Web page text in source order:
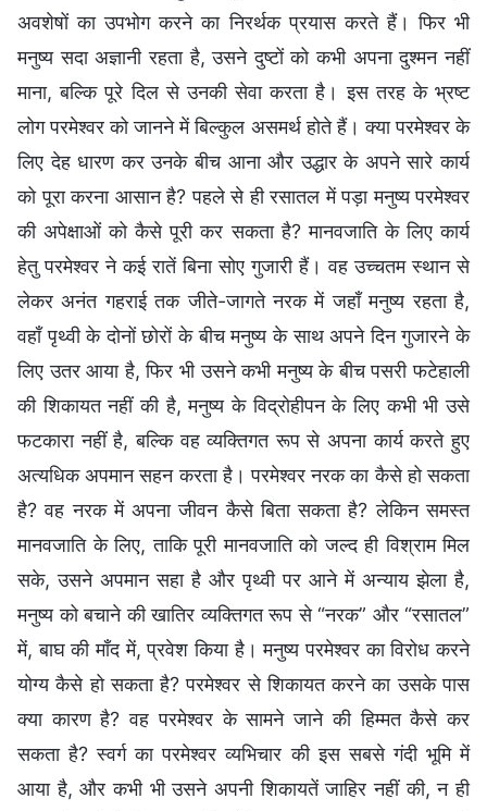
अवशेषों का उपभोग करने का निरर्थक प्रयास करते हैं। फिर भी
मनुष्य सदा अज्ञानी रहता है, उसने दुष्टों को कभी अपना दुश्मन नहीं
माना, बल्कि पूरे दिल से उनकी सेवा करता है। इस तरह के भ्रष्ट
लोग परमेश्वर को जानने में बिल्कुल असमर्थ होते हैं। क्या परमेश्वर के
लिए देह धारण कर उनके बीच आना और उद्धार के अपने सारे कार्य
को पूरा करना आसान है? पहले से ही रसातल में पड़ा मनुष्य परमेश्वर
की अपेक्षाओं को कैसे पूरी कर सकता है? मानवजाति के लिए कार्य
हेतु परमेश्वर ने कई रातें बिना सोए गुजारी हैं। वह उच्चतम स्थान से
लेकर अनंत गहराई तक जीते-जागते नरक में जहाँ मनुष्य रहता है,
वहाँ पृथ्वी के दोनों छोरों के बीच मनुष्य के साथ अपने दिन गुजारने के
लिए उतर आया है, फिर भी उसने कभी मनुष्य के बीच पसरी फटेहाली
की शिकायत नहीं की है, मनुष्य के विद्रोहीपन के लिए कभी भी उसे
फटकारा नहीं है, बल्कि वह व्यक्तिगत रूप से अपना कार्य करते हुए
अत्यधिक अपमान सहन करता है। परमेश्वर नरक का कैसे हो सकता
है? वह नरक में अपना जीवन कैसे बिता सकता है? लेकिन समस्त
मानवजाति के लिए, ताकि पूरी मानवजाति को जल्द ही विश्राम मिल
सके, उसने अपमान सहा है और पृथ्वी पर आने में अन्याय झेला है,
मनुष्य को बचाने की खातिर व्यक्तिगत रूप से “नरक” और “रसातल”
में, बाघ की माँद में, प्रवेश किया है। मनुष्य परमेश्वर का विरोध करने
योग्य कैसे हो सकता है? परमेश्वर से शिकायत करने का उसके पास
क्या कारण है? वह परमेश्वर के सामने जाने की हिम्मत कैसे कर
सकता है? स्वर्ग का परमेश्वर व्यभिचार की इस सबसे गंदी भूमि में
आया है, और कभी भी उसने अपनी शिकायतें जाहिर नहीं की, न ही